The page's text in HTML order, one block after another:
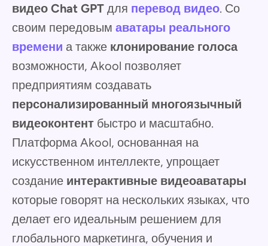
видео Chat GPT для перевод видео. Со
своим передовым аватары реального
времени а также клонирование голоса
возможности, Akool позволяет
предприятиям создавать
персонализированный многоязычный
видеоконтент быстро и масштабно.
Платформа Akool, основанная на
искусственном интеллекте, упрощает
создание интерактивные видеоаватары
которые говорят на нескольких языках, что
делает его идеальным решением для
глобального маркетинга, обучения и